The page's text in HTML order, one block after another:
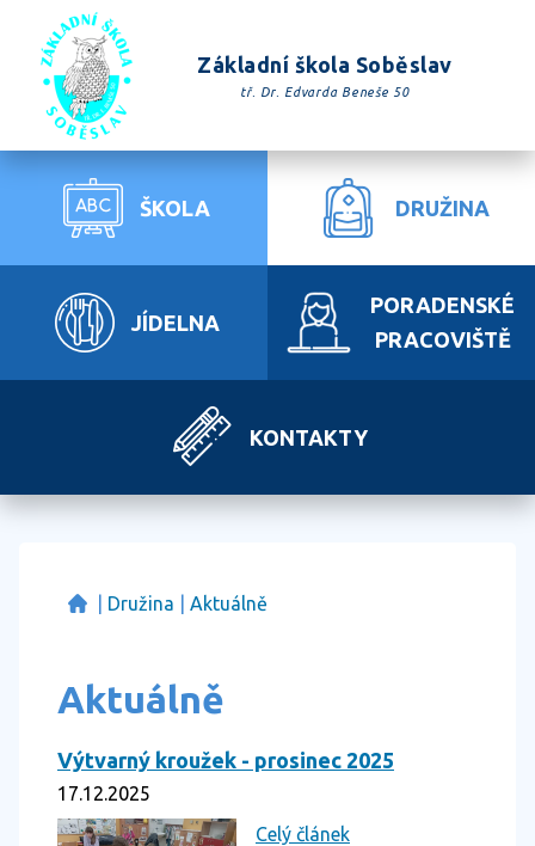
Základní škola Soběslav
tř. Dr. Edvarda Beneše 50
ŠKOLA DRUŽINA
JÍDELNA
PORADENSKÉ
PRACOVIŠTĚ
KONTAKTY
Družina Aktuálně
Aktuálně
Výtvarný kroužek - prosinec 2025
17.12.2025
Celý článek